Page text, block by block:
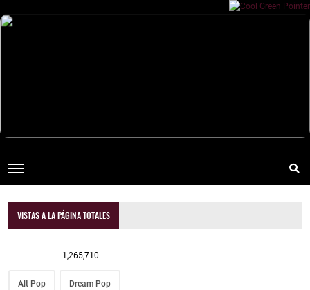
VISTAS A LA PÁGINA TOTALES
1,265,710
Alt Pop Dream Pop